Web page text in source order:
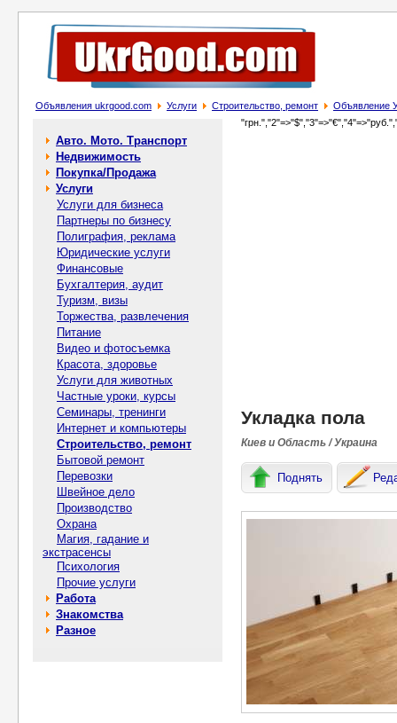
Объявления ukrgood.com Услуги Строительство, ремонт Объявление
Авто. Мото. Транспорт
Недвижимость
Покупка/Продажа
Услуги
Услуги для бизнеса
Партнеры по бизнесу
Полиграфия, реклама
Юридические услуги
Финансовые
Бухгалтерия, аудит
Туризм, визы
Торжества, развлечения
Питание
Видео и фотосъемка
Красота, здоровье
Услуги для животных
Частные уроки, курсы
Семинары, тренинги
Интернет и компьютеры
Строительство, ремонт
Бытовой ремонт
Перевозки
Швейное дело
Производство
Охрана
Магия, гадание и
экстрасенсы
Психология
Прочие услуги
Работа
Знакомства
Разное
Укладка пола
Киев и Область / Украина
Поднять